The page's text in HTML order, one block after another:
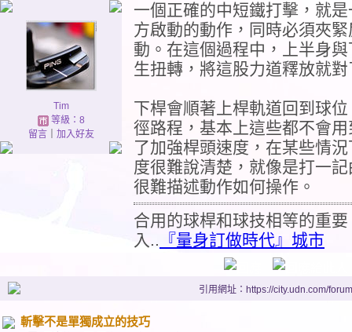
Tim
等級：8
留言｜ 加入好友
一個正確的中短鐵打擊，就
方啟動的動作，同時必須夾
動。在這個過程中，上半身
生扭轉，將這股力道釋放就對
下桿會順著上桿軌道回到球
徑路程，基本上這些都不會
了加強桿頭速度，在某些情
度很難說清楚，就像是打一
很難描述動作如何操作。
合用的球桿和球技相等的重
入.. 『量身訂做時代』城市
引用網址：https://city.udn.com/
斬擊不是單獨成立的技巧